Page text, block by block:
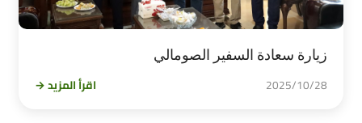
زيارة سعادة السفير الصومالي
2025/10/28 اقرأ المزيد →